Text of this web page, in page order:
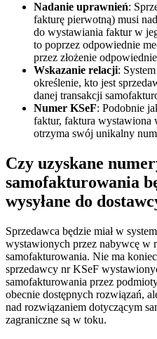
Nadanie uprawnień:
fakturę pierwotną) musi
do wystawiania faktur w
to poprzez odpowiednie
przez złożenie
Wskazanie relacji:
określenie, kto jest
danej transakcji
Numer KSeF: Podobnie
faktur, faktura wystawiona
otrzyma swój unikalny
Czy uzyskane
samofakturowania
wysyłane do
Sprzedawca będzie miał w
wystawionych przez nabywcę w
samofakturowania. Nie ma
sprzedawcy nr KSeF
samofakturowania przez
obecnie dostępnych rozwiązań,
nad rozwiązaniem dotyczącym
zagraniczne są w toku.